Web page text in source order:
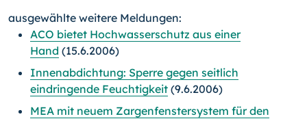
ausgewählte weitere Meldungen:
ACO bietet Hochwasserschutz aus einer
Hand (15.6.2006)
Innenabdichtung: Sperre gegen seitlich
eindringende Feuchtigkeit (9.6.2006)
MEA mit neuem Zargenfenstersystem für den